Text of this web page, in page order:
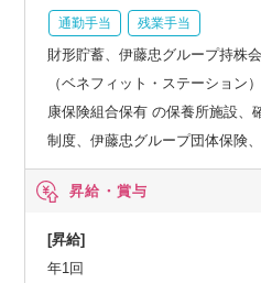
通勤手当 残業手当
財形貯蓄、伊藤忠グループ持株
（ベネフィット・ステーション
康保険組合保有 の保養所施設、
制度、伊藤忠グループ団体保険
昇給・賞与
[昇給]
年1回